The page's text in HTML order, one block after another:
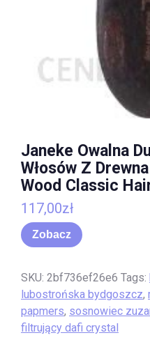
Janeke Owalna
Włosów Z
Wood Classic
117,00zł
Zobacz
SKU: 2bf736ef26e6 Tags:
lubostrońska bydgoszcz,
papmers, sosnowiec
filtrujący dafi crystal